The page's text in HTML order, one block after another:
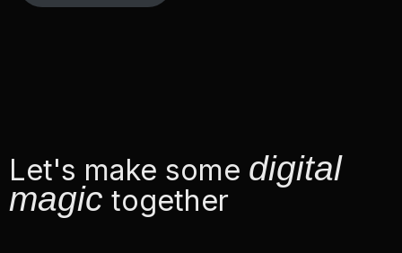
Let's make some digital
magic together